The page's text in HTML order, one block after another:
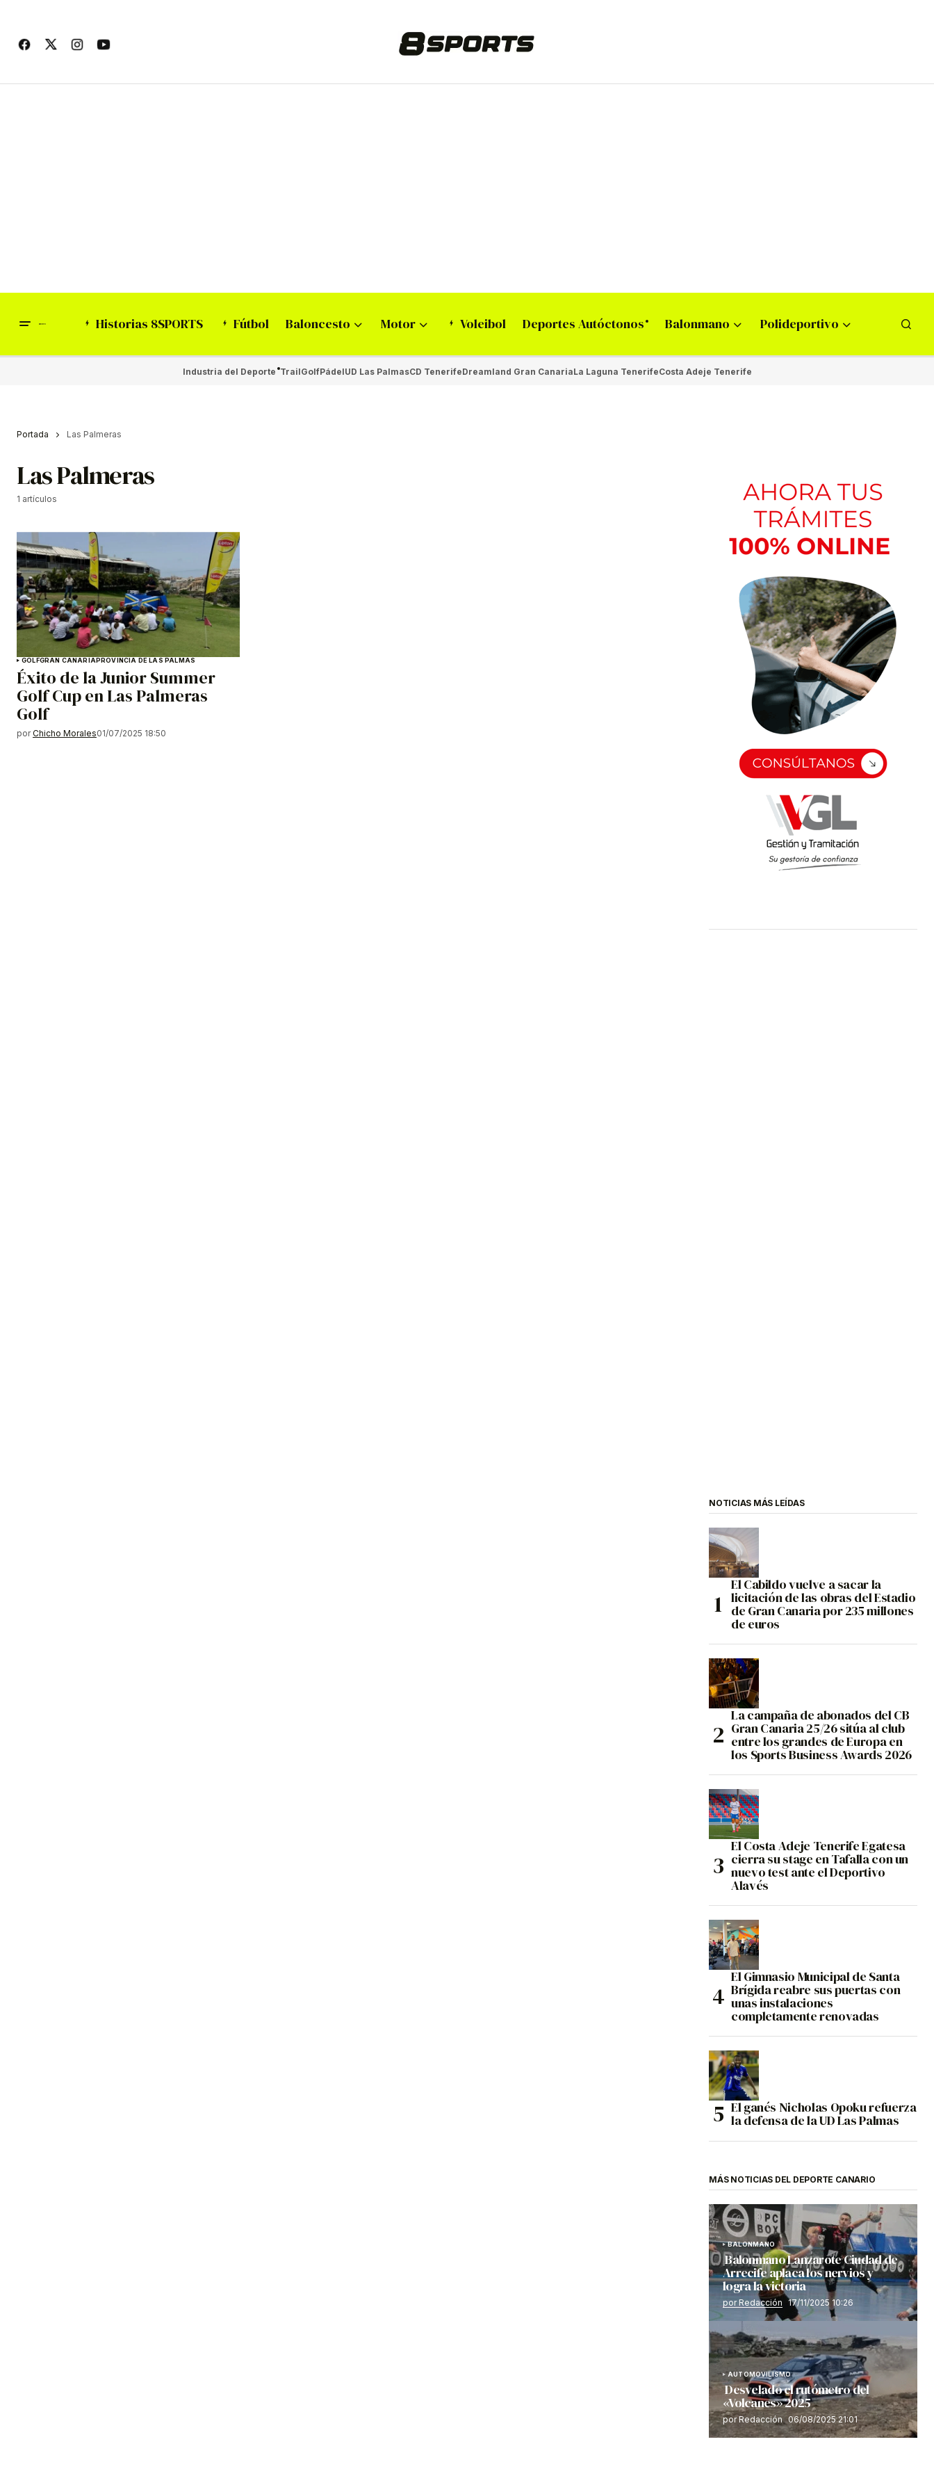
Historias 8SPORTS Fútbol Baloncesto Motor Voleibol Deportes Autóctonos Balonmano Polideportivo
Industria del Deporte TrailGolfPádelUD Las PalmasCD TenerifeDreamland Gran CanariaLa Laguna TenerifeCosta Adeje Tenerife
Portada Las Palmeras
Las Palmeras
1 artículos
GOLFGRAN CANARIAPROVINCIA DE LAS PALMAS
Éxito de la Junior Summer
Golf Cup en Las Palmeras
Golf
por Chicho Morales01/07/2025 18:50
NOTICIAS MÁS LEÍDAS
El Cabildo vuelve a sacar la
licitación de las obras del Estadio
de Gran Canaria por 235 millones
de euros
La campaña de abonados del CB
Gran Canaria 25/26 sitúa al club
entre los grandes de Europa en
los Sports Business Awards 2026
El Costa Adeje Tenerife Egatesa
cierra su stage en Tafalla con un
nuevo test ante el Deportivo
Alavés
El Gimnasio Municipal de Santa
Brígida reabre sus puertas con
unas instalaciones
completamente renovadas
El ganés Nicholas Opoku refuerza
la defensa de la UD Las Palmas
MÁS NOTICIAS DEL DEPORTE CANARIO
BALONMANO
Balonmano Lanzarote Ciudad de
Arrecife aplaca los nervios y
logra la victoria
por Redacción 17/11/2025 10:26
AUTOMOVILISMO
Desvelado el rutómetro del
«Volcanes» 2025
por Redacción 06/08/2025 21:01